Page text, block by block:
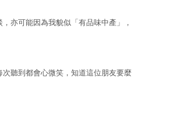
亦可能因為我貌似「有品味中產」，
聽到都會心微笑，知道這位朋友要麼